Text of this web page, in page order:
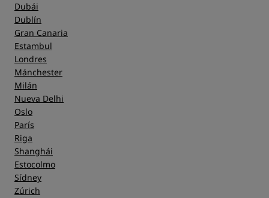
Dubái
Dublín
Gran Canaria
Estambul
Londres
Mánchester
Milán
Nueva Delhi
Oslo
París
Riga
Shanghái
Estocolmo
Sídney
Zúrich